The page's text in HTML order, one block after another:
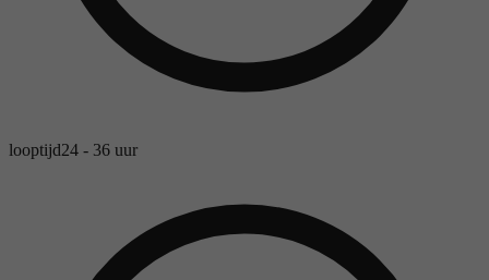
looptijd24 - 36 uur